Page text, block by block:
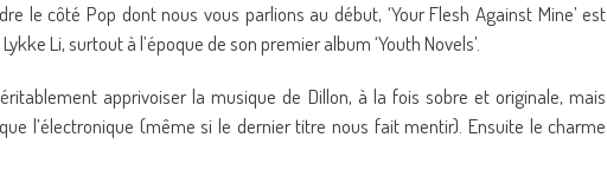
le côté Pop dont nous vous parlions au début, ‘Your Flesh Against Mine’ est
Li, surtout à l’époque de son premier album ‘Youth Novels’.
apprivoiser la musique de Dillon, à la fois sobre et originale, mais
l’électronique (même si le dernier titre nous fait mentir). Ensuite le charme